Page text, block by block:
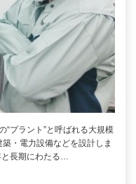
“プラント”と呼ばれる大規模
・電力設備などを設計しま
長期にわたる…